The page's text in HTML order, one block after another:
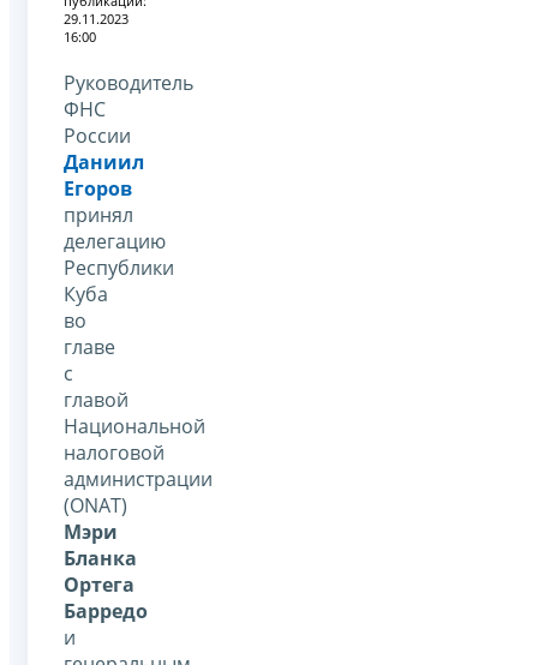
29.11.2023
16:00
Руководитель
ФНС
России
Даниил
Егоров
принял
делегацию
Республики
Куба
во
главе
с
главой
Национальной
налоговой
администрации
(ONAT)
Мэри
Бланка
Ортега
Барредо
и